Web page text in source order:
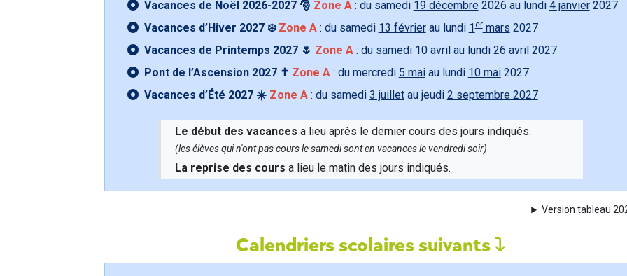
Vacances de Noël 2026-2027 🎅 Zone A: du samedi 19 décembre 2026 au lundi 4 janvier2027
Vacances d’Hiver 2027 ❄️ Zone A: du samedi 13 févrierau lundi 1ermars 2027
Vacances de Printemps 2027 🌷 Zone A: du samedi 10 avril au lundi 26 avril 2027
Pont de l’Ascension 2027 ✝️ Zone A: du mercredi 5 maiau lundi 10 mai2027
Vacances d’Été 2027 ☀️ Zone A: du samedi 3 juilletau jeudi 2 septembre 2027
Le début des vacances a lieu après le dernier cours des jours indiqués.
(les élèves qui n'ont pas cours le samedi sont en vacances le vendredi soir)
La reprise des cours a lieu le matin des jours indiqués.
Version tableau
Calendriers scolaires suivants